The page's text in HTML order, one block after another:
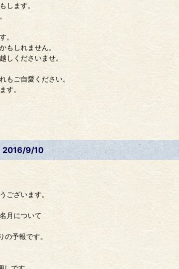
します。
。
もしれません。
しくださいませ。
もご自愛ください。
す。
9/10
ございます。
月について
予報です。